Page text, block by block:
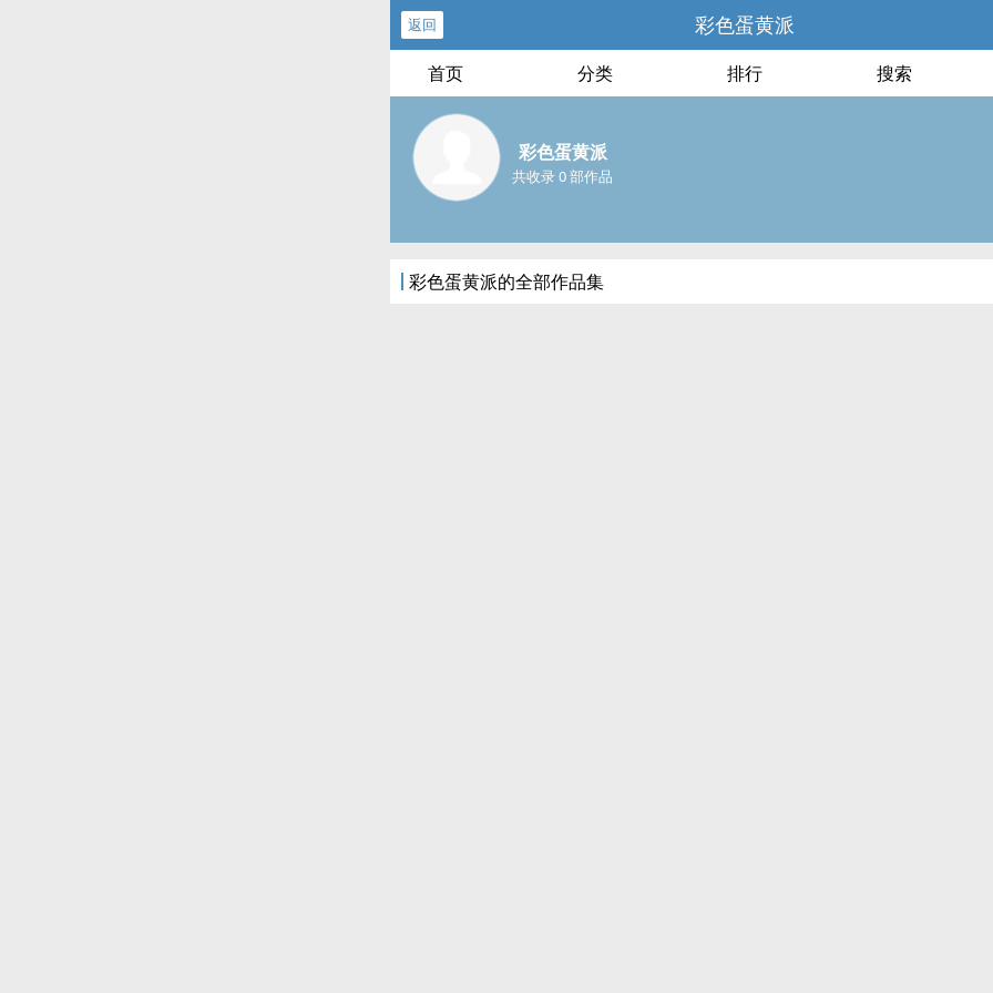
返回 彩色蛋黄派
首页 分类 排行 搜索
彩色蛋黄派
共收录 0 部作品
彩色蛋黄派的全部作品集